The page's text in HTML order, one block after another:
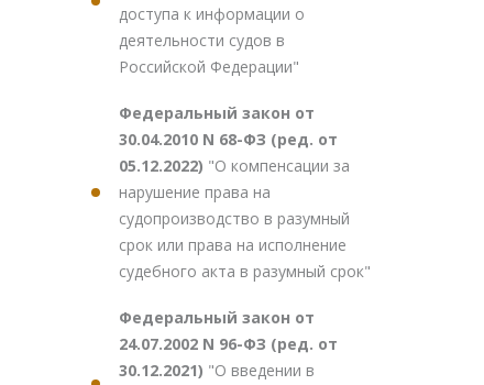
доступа к информации о
деятельности судов в
Российской Федерации"
Федеральный закон от
30.04.2010 N 68-ФЗ (ред. от
05.12.2022) "О компенсации за
нарушение права на
судопроизводство в разумный
срок или права на исполнение
судебного акта в разумный срок"
Федеральный закон от
24.07.2002 N 96-ФЗ (ред. от
30.12.2021) "О введении в